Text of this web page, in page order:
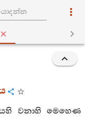
වනාහි මෙහෙණ